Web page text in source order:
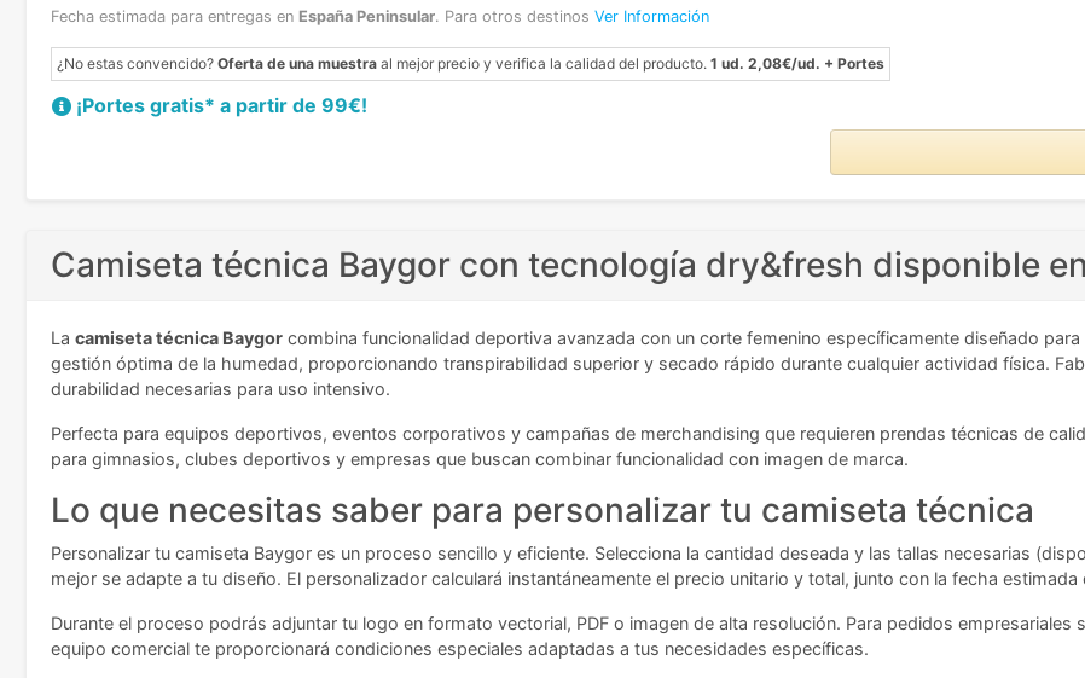
Fecha estimada para entregas en España Peninsular. Para otros destinos Ver Información
¿No estas convencido? Oferta de una muestra al mejor precio y verifica la calidad del producto. 1 ud. 2,08€/ud. + Portes
¡Portes gratis* a partir de 99€!
Camiseta técnica Baygor con tecnología dry&fresh disponible
La camiseta técnica Baygor combina funcionalidad deportiva avanzada con un corte femenino específicamente diseñado
gestión óptima de la humedad, proporcionando transpirabilidad superior y secado rápido durante cualquier actividad física.
durabilidad necesarias para uso intensivo.
Perfecta para equipos deportivos, eventos corporativos y campañas de merchandising que requieren prendas técnicas de
para gimnasios, clubes deportivos y empresas que buscan combinar funcionalidad con imagen de marca.
Lo que necesitas saber para personalizar tu camiseta técnica
Personalizar tu camiseta Baygor es un proceso sencillo y eficiente. Selecciona la cantidad deseada y las tallas necesarias
mejor se adapte a tu diseño. El personalizador calculará instantáneamente el precio unitario y total, junto con la fecha
Durante el proceso podrás adjuntar tu logo en formato vectorial, PDF o imagen de alta resolución. Para pedidos empresariales
equipo comercial te proporcionará condiciones especiales adaptadas a tus necesidades específicas.